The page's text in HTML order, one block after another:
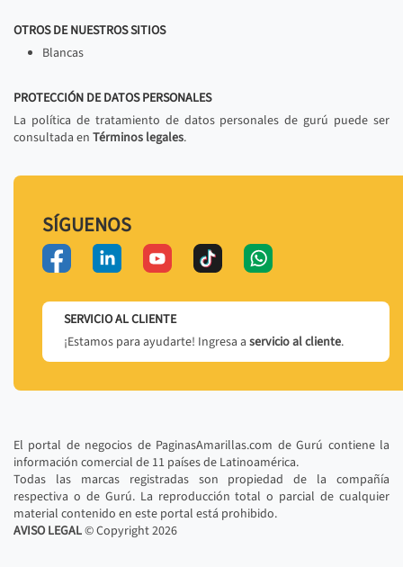
OTROS DE NUESTROS SITIOS
Blancas
PROTECCIÓN DE DATOS PERSONALES
La política de tratamiento de datos personales de gurú puede ser
consultada en Términos legales.
SÍGUENOS
SERVICIO AL CLIENTE
¡Estamos para ayudarte! Ingresa a servicio al cliente.
El portal de negocios de PaginasAmarillas.com de Gurú contiene la
información comercial de 11 países de Latinoamérica.
Todas las marcas registradas son propiedad de la compañía
respectiva o de Gurú. La reproducción total o parcial de cualquier
material contenido en este portal está prohibido.
AVISO LEGAL© Copyright2026